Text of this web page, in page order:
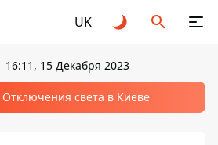
UK
16:11, 15 Декабря 2023
Отключения света в Киеве